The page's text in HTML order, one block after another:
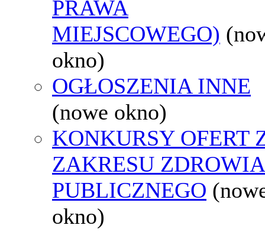
PRAWA
MIEJSCOWEGO)
okno)
OGŁOSZENIA INNE
(nowe okno)
KONKURSY OFERT
ZAKRESU ZDROWIA
PUBLICZNEGO
okno)